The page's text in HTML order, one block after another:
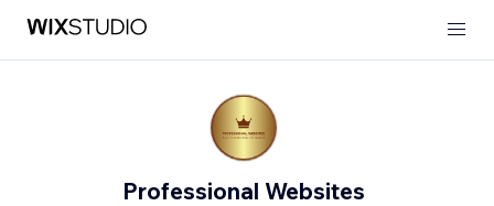
Professional Websites